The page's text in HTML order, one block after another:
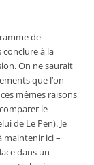
de
à la
On ne saurait
que l’on
mêmes raisons
le
de Le Pen). Je
maintenir ici –
dans un